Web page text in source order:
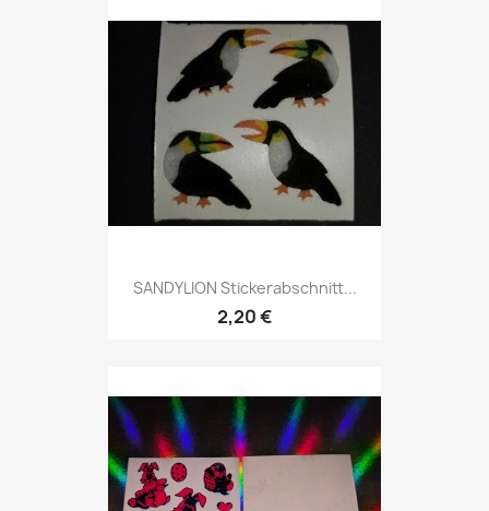
SANDYLION Stickerabschnitt...
2,20 €